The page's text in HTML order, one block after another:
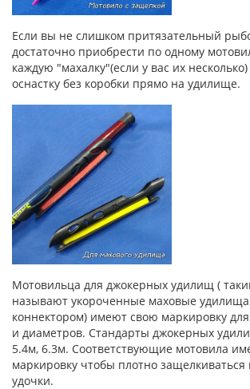
Если вы не слишком притязательный
достаточно приобрести по одному
каждую "махалку"(если у вас их
оснастку без коробки прямо на удилище.
Мотовильца для джокерных удилищ (
называют укороченные маховые удилища
коннектором) имеют свою маркировку
и диаметров. Стандарты джокерных
5.4м, 6.3м. Соответствующие мотовила
маркировку чтобы плотно защелкиваться
удочки.